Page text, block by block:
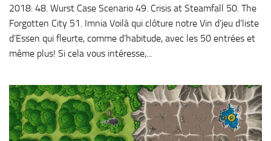
2018: 48. Wurst Case Scenario 49. Crisis at Steamfall 50. The
Forgotten City 51. Imnia Voilà qui clôture notre Vin d’jeu d’liste
d’Essen qui fleurte, comme d’habitude, avec les 50 entrées et
même plus! Si cela vous intéresse,...